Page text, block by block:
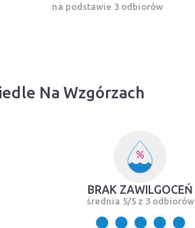
na podstawie 3 odbiorów
Na Wzgórzach
BRAK ZAWILGOCEŃ
średnia 5/5 z 3 odbiorów